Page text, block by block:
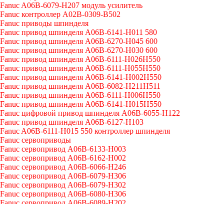
Fanuc A06B-6079-H207 модуль усилитель
Fanuc контроллер A02B-0309-B502
Fanuc приводы шпинделя
Fanuc привод шпинделя A06B-6141-H011 580
Fanuc привод шпинделя A06B-6270-H045 600
Fanuc привод шпинделя A06B-6270-H030 600
Fanuc привод шпинделя A06B-6111-H026H550
Fanuc привод шпинделя A06B-6111-H055H550
Fanuc привод шпинделя A06B-6141-H002H550
Fanuc привод шпинделя A06B-6082-H211H511
Fanuc привод шпинделя A06B-6111-H006H550
Fanuc привод шпинделя A06B-6141-H015H550
Fanuc цифровой привод шпинделя A06B-6055-H122
Fanuc привод шпинделя A06B-6127-H103
Fanuc A06B-6111-H015 550 контроллер шпинделя
Fanuc сервоприводы
Fanuc сервопривод A06B-6133-H003
Fanuc сервопривод A06B-6162-H002
Fanuc сервопривод A06B-6066-H246
Fanuc сервопривод A06B-6079-H306
Fanuc сервопривод A06B-6079-H302
Fanuc сервопривод A06B-6080-H306